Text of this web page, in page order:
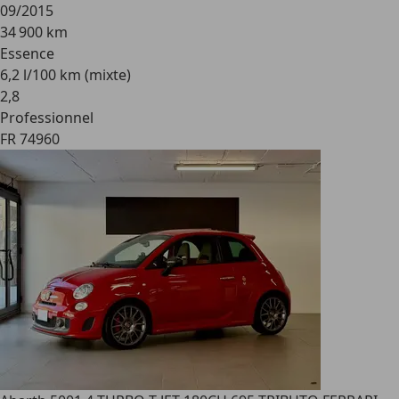
09/2015
34 900 km
Essence
6,2 l/100 km (mixte)
2,8
Professionnel
FR 74960